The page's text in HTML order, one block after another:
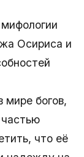
Осириса и
мире богов,
что её